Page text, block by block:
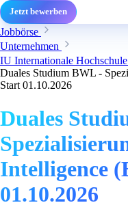
Jetzt bewerben
Jobbörse
Unternehmen
IU Internationale Hochschule
Duales Studium BWL -
Start 01.10.2026
Duales
Intelligence
01.10.2026